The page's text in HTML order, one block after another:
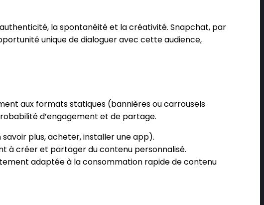
la spontanéité et la créativité. Snapchat, par
unique de dialoguer avec cette audience,
aux formats statiques (bannières ou carrousels
d’engagement et de partage.
plus, acheter, installer une app).
à créer et partager du contenu personnalisé.
adaptée à la consommation rapide de contenu